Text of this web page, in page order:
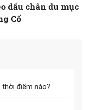
dấu chân du mục
Cổ
thời điểm nào?